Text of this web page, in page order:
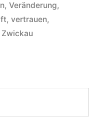
, Veränderung,
, vertrauen,
Zwickau